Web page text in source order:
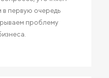
в первую очередь
проблему